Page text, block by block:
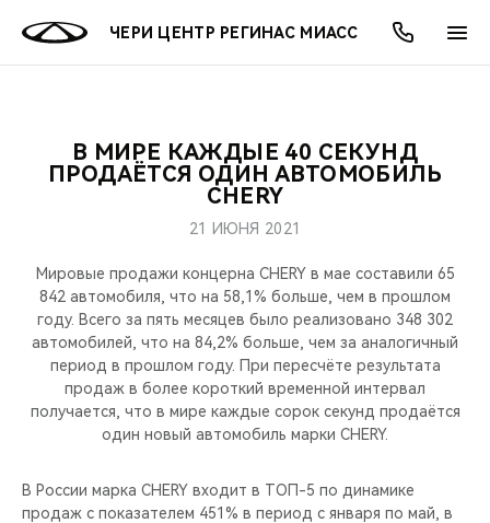
ЧЕРИ ЦЕНТР РЕГИНАС МИАСС
МОДЕЛИ
КРОССОВЕРЫ
СЕДАНЫ
НОВИНКИ
ПОКУПАТЕЛЯМ
КРЕДИТ И СТРАХОВАНИЕ
ВЛАДЕЛЬЦАМ
ЗАПЧАСТИ И АКСЕССУАРЫ
ПОДДЕРЖКА
МИР CHERY
О БРЕНДЕ
CHERY В СОЦСЕТЯХ
БЛАГОТВОРИТЕЛЬНОСТЬ
CHERY REMOTE
АКЦИИ
ОНЛАЙН СЕРВИСЫ
КРЕДИТ
О КОМПАНИИ
МЫ В СОЦСЕТЯХ
В МИРЕ КАЖДЫЕ 40 СЕКУНД
ПРОДАЁТСЯ ОДИН АВТОМОБИЛЬ
CHERY
21 ИЮНЯ 2021
Мировые продажи концерна CHERY в мае составили 65
842 автомобиля, что на 58,1% больше, чем в прошлом
году. Всего за пять месяцев было реализовано 348 302
автомобилей, что на 84,2% больше, чем за аналогичный
период в прошлом году. При пересчёте результата
продаж в более короткий временной интервал
получается, что в мире каждые сорок секунд продаётся
один новый автомобиль марки CHERY.
В России марка CHERY входит в ТОП-5 по динамике
продаж с показателем 451% в период с января по май, в